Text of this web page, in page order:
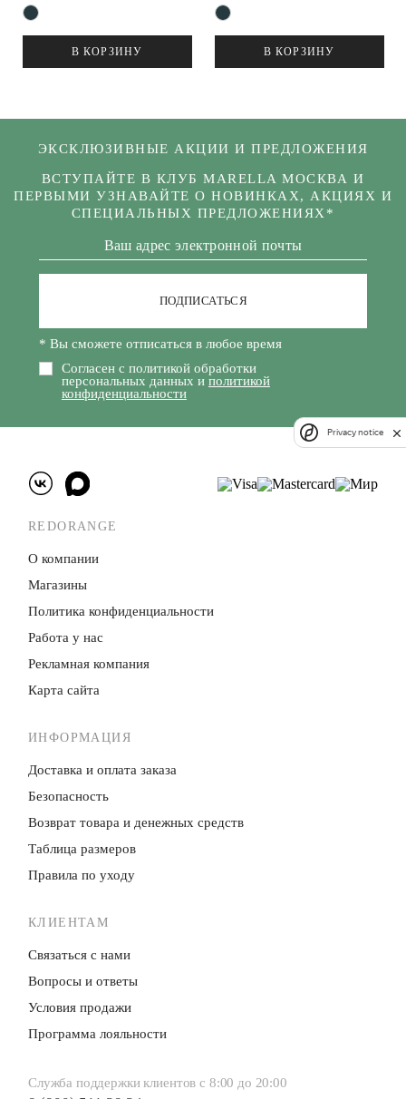
В КОРЗИНУ В КОРЗИНУ
ЭКСКЛЮЗИВНЫЕ АКЦИИ И ПРЕДЛОЖЕНИЯ
ВСТУПАЙТЕ В КЛУБ MARELLA МОСКВА И
ПЕРВЫМИ УЗНАВАЙТЕ О НОВИНКАХ, АКЦИЯХ И
СПЕЦИАЛЬНЫХ ПРЕДЛОЖЕНИЯХ*
ПОДПИСАТЬСЯ
Согласен с политикой обработки
персональных данных и политикой
конфиденциальности
* Вы сможете отписаться в любое время
REDORANGE
О компании
Магазины
Политика конфиденци­альности
Работа у нас
Рекламная компания
Карта сайта
ИНФОРМАЦИЯ
Доставка и оплата заказа
Безопасность
Возврат товара и денежных средств
Таблица размеров
Правила по уходу
КЛИЕНТАМ
Связаться с нами
Вопросы и ответы
Условия продажи
Программа лояльности
Служба поддержки клиентов с 8:00 до 20:00
Privacy notice